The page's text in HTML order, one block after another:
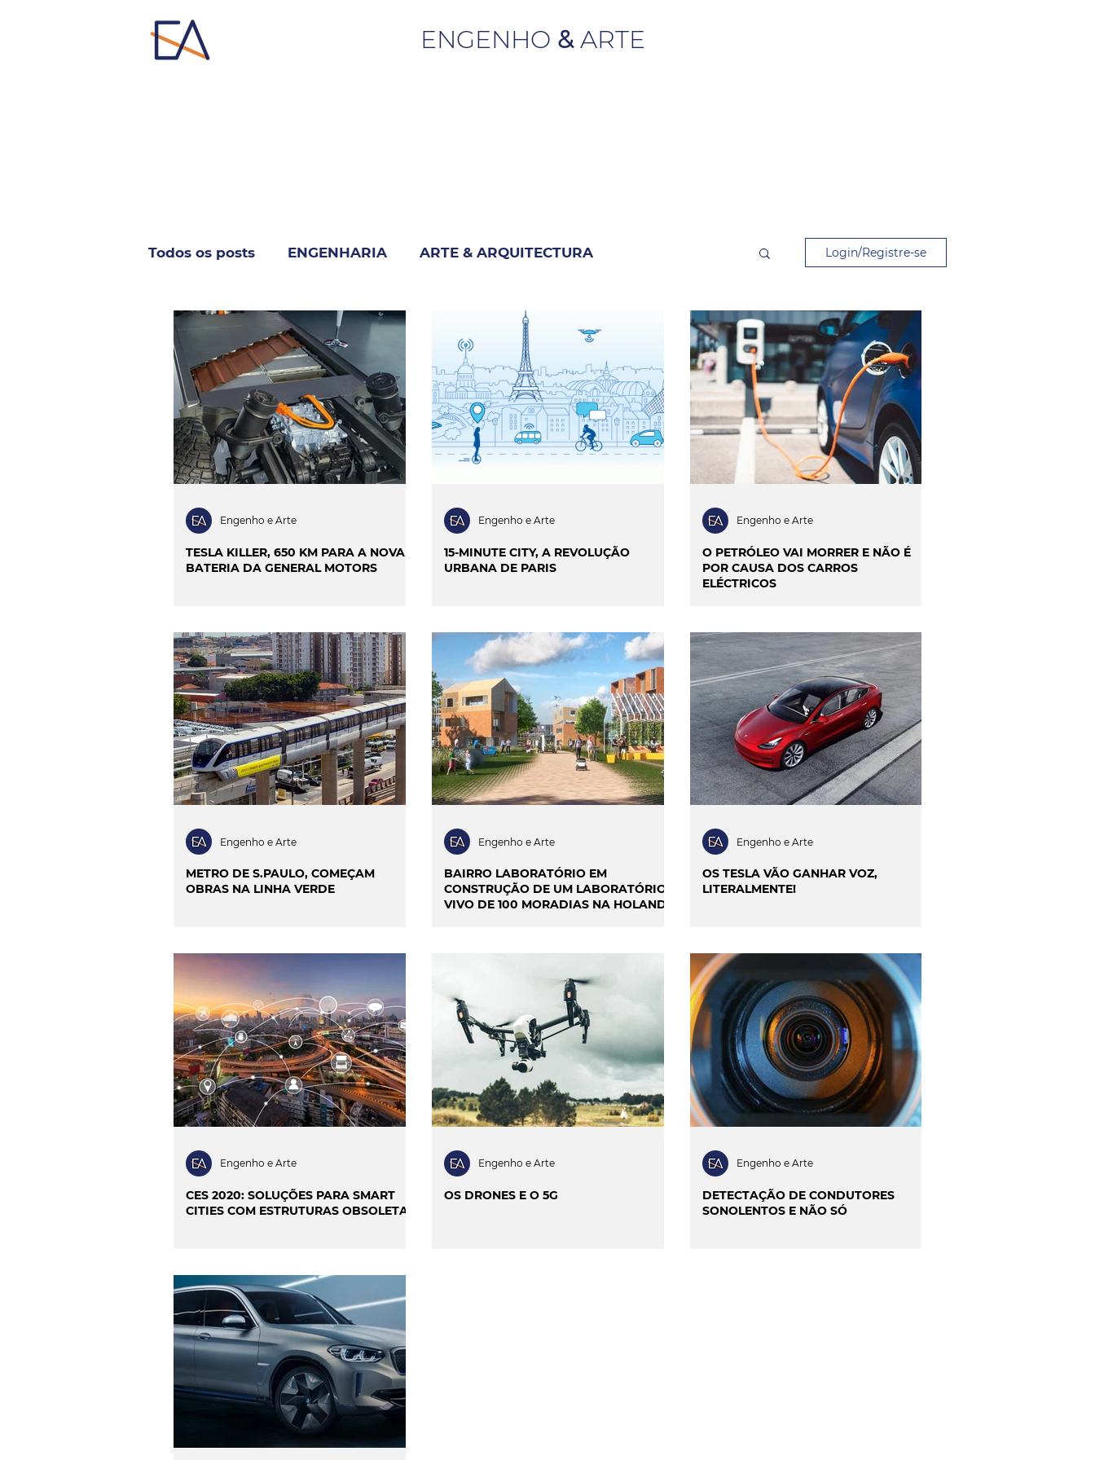
ENGENHO &ARTE
Todos os posts ENGENHARIA ARTE & ARQUITECTURA
INFORMÁTICA & TELECOM INDUSTRIA & NEGÓCIO
INOVAÇÃO & SUSTENTABILIDADE SMART CITIES & MOBILIDADE
CIÊNCIA & SAÚDE OPINIÃO & TRENDS MATCH POINT
PROJECTOS & OBRAS ENTREVISTAS
Login/Registre-se
TESLA KILLER, 650 KM PARA A NOVA
BATERIA DA GENERAL MOTORS
Engenho e Arte
15-MINUTE CITY, A REVOLUÇÃO
URBANA DE PARIS
Engenho e Arte
O PETRÓLEO VAI MORRER E NÃO É
POR CAUSA DOS CARROS
ELÉCTRICOS
Engenho e Arte
METRO DE S.PAULO, COMEÇAM
OBRAS NA LINHA VERDE
Engenho e Arte
BAIRRO LABORATÓRIO EM
CONSTRUÇÃO DE UM LABORATÓRIO
VIVO DE 100 MORADIAS NA HOLANDA
Engenho e Arte
OS TESLA VÃO GANHAR VOZ,
LITERALMENTE!
Engenho e Arte
CES 2020: SOLUÇÕES PARA SMART
CITIES COM ESTRUTURAS OBSOLETAS
Engenho e Arte
OS DRONES E O 5G
Engenho e Arte
DETECTAÇÃO DE CONDUTORES
SONOLENTOS E NÃO SÓ
Engenho e Arte